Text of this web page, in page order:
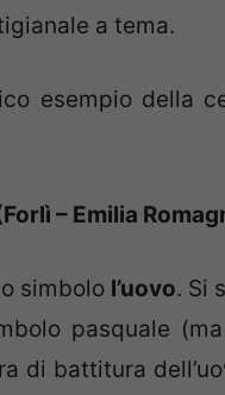
a tema.
esempio della
– Emilia
simbolo l’uovo. Si
pasquale
di battitura